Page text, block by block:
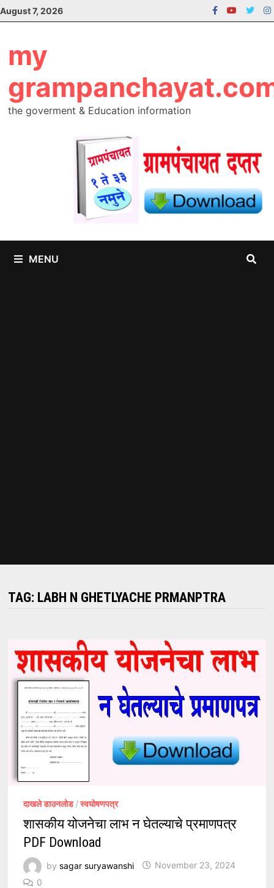
Skip
to
August 7, 2026
my
the goverment & Education information
MENU
TAG: LABH N GHETLYACHE PRMANPTRA
दाखले डाउनलोड/स्वघोषणपत्र
शासकीय योजनेचा लाभ न घेतल्याचे प्रमाणपत्र
PDF Download
by sagar suryawanshi
November 23, 2024
0